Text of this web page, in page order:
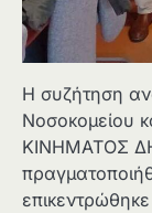
Η συζήτηση
Νοσοκομείου
ΚΙΝΗΜΑΤΟΣ